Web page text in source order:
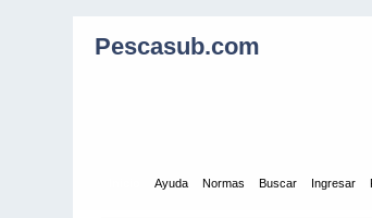
Pescasub.com
Ayuda Normas Buscar Ingresar